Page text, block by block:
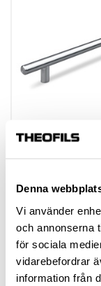
Denna
Vi använder
och annonserna
för sociala
vidarebefordrar
information från
HANDLE
Available in
variants